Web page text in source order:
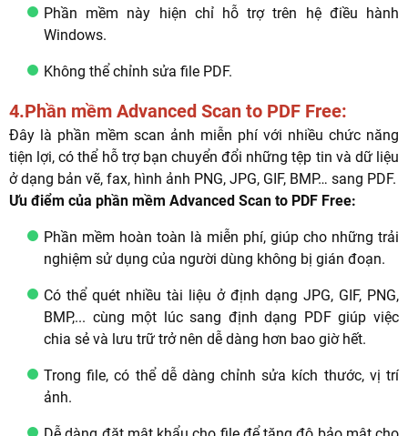
Phần mềm này hiện chỉ hỗ trợ trên hệ điều hành
Windows.
Không thể chỉnh sửa file PDF.
4.Phần mềm Advanced Scan to PDF Free:
Đây là phần mềm scan ảnh miễn phí với nhiều chức năng
tiện lợi, có thể hỗ trợ bạn chuyển đổi những tệp tin và dữ liệu
ở dạng bản vẽ, fax, hình ảnh PNG, JPG, GIF, BMP… sang PDF.
Ưu điểm của phần mềm Advanced Scan to PDF Free:
Phần mềm hoàn toàn là miễn phí, giúp cho những trải
nghiệm sử dụng của người dùng không bị gián đoạn.
Có thể quét nhiều tài liệu ở định dạng JPG, GIF, PNG,
BMP,... cùng một lúc sang định dạng PDF giúp việc
chia sẻ và lưu trữ trở nên dễ dàng hơn bao giờ hết.
Trong file, có thể dễ dàng chỉnh sửa kích thước, vị trí
ảnh.